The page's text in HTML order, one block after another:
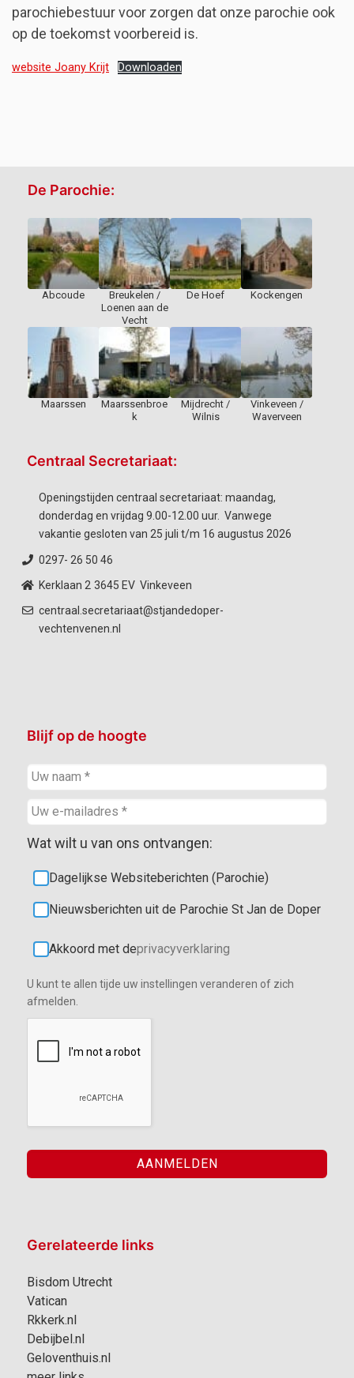
parochiebestuur voor zorgen dat onze parochie ook
op de toekomst voorbereid is.
website Joany Krijt Downloaden
De Parochie:
Abcoude
Breukelen /
Loenen aan de
Vecht
De Hoef Kockengen
Maarssen
Maarssenbroe
k
Mijdrecht /
Wilnis
Vinkeveen /
Waverveen
Centraal Secretariaat:
Openingstijden centraal secretariaat: maandag,
donderdag en vrijdag 9.00-12.00 uur. Vanwege
vakantie gesloten van 25 juli t/m 16 augustus 2026
0297- 26 50 46
Kerklaan 2 3645 EV Vinkeveen
centraal.secretariaat@stjandedoper-
vechtenvenen.nl
Blijf op de hoogte
Wat wilt u van ons ontvangen:
Dagelijkse Websiteberichten (Parochie)
Nieuwsberichten uit de Parochie St Jan de Doper
Akkoord met deprivacyverklaring
U kunt te allen tijde uw instellingen veranderen of zich
afmelden.
Gerelateerde links
Bisdom Utrecht
Vatican
Rkkerk.nl
Debijbel.nl
Geloventhuis.nl